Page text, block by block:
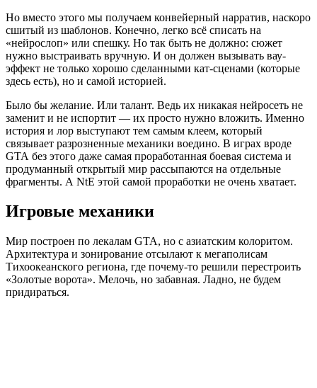
Но вместо этого мы получаем конвейерный нарратив, наскоро
сшитый из шаблонов. Конечно, легко всё списать на
«нейрослоп» или спешку. Но так быть не должно: сюжет
нужно выстраивать вручную. И он должен вызывать вау-
эффект не только хорошо сделанными кат-сценами (которые
здесь есть), но и самой историей.
Было бы желание. Или талант. Ведь их никакая нейросеть не
заменит и не испортит — их просто нужно вложить. Именно
история и лор выступают тем самым клеем, который
связывает разрозненные механики воедино. В играх вроде
GTA без этого даже самая проработанная боевая система и
продуманный открытый мир рассыпаются на отдельные
фрагменты. А NtE этой самой проработки не очень хватает.
Игровые механики
Мир построен по лекалам GTA, но с азиатским колоритом.
Архитектура и зонирование отсылают к мегаполисам
Тихоокеанского региона, где почему-то решили перестроить
«Золотые ворота». Мелочь, но забавная. Ладно, не будем
придираться.